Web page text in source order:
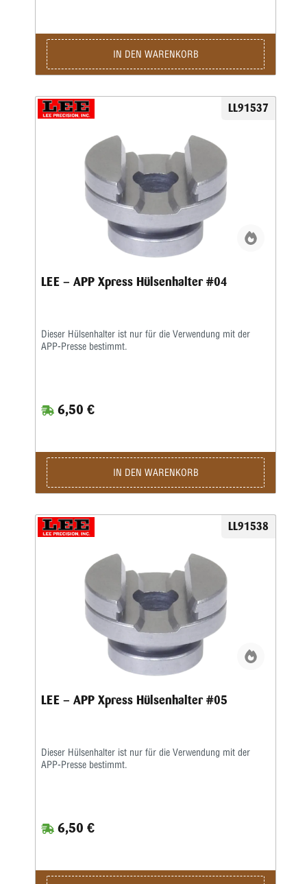
IN DEN WARENKORB
LL91537
LEE – APP Xpress Hülsenhalter #04
Dieser Hülsenhalter ist nur für die Verwendung mit der
APP-Presse bestimmt.
6,50 €
IN DEN WARENKORB
LL91538
LEE – APP Xpress Hülsenhalter #05
Dieser Hülsenhalter ist nur für die Verwendung mit der
APP-Presse bestimmt.
6,50 €